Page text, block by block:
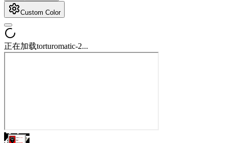
Custom Color
正在加载torturomatic-2...